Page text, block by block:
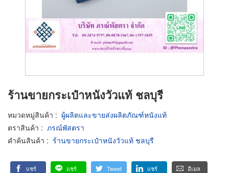
ร้านขายกระเป๋าหนังวัวแท้ ชลบุรี
หมวดหมู่สินค้า : ผู้ผลิตและขายส่งผลิตภัณฑ์หนังแท้
ตราสินค้า : ภรณ์พัสตรา
คำค้นสินค้า : ร้านขายกระเป๋าหนังวัวแท้ ชลบุรี
แชร์ แชร์ Tweet แชร์ อีเมล